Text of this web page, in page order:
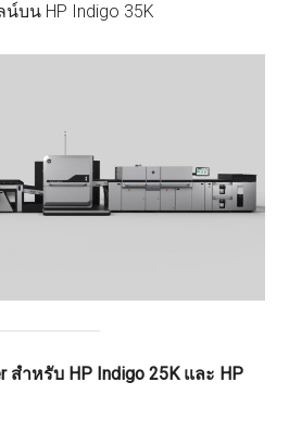
บน HP Indigo 35K
สำหรับ HP Indigo 25K และ HP